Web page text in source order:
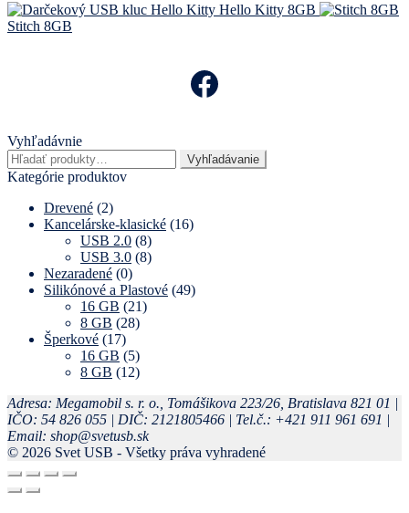
Hello Kitty 8GB
Stitch 8GB
Facebook
Vyhľadávnie
Hľadať:
Vyhľadávanie
Kategórie produktov
Drevené (2)
Kancelárske-klasické (16)
USB 2.0 (8)
USB 3.0 (8)
Nezaradené (0)
Silikónové a Plastové (49)
16 GB (21)
8 GB (28)
Šperkové (17)
16 GB (5)
8 GB (12)
Adresa: Megamobil s. r. o., Tomášikova 223/26, Bratislava 821 01 |
IČO: 54 826 055 | DIČ: 2121805466 | Tel.č.: +421 911 961 691 |
Email: shop@svetusb.sk
© 2026 Svet USB - Všetky práva vyhradené